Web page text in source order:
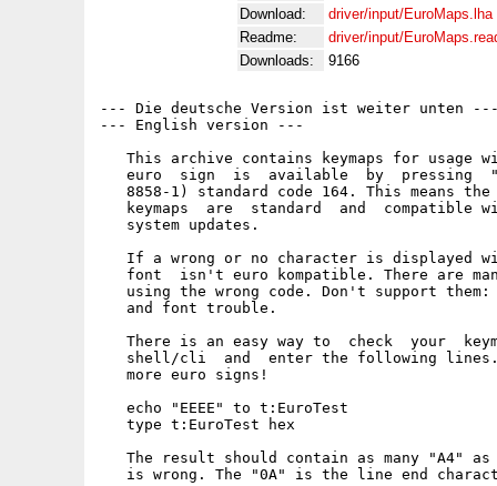
Download:
driver/input/EuroMaps.lha
Readme:
driver/input/
Downloads:
9166
--- Die deutsche Version ist weiter unten
--- English version ---
This archive contains keymaps for usage
euro  sign  is  available  by  pressing
8858-1) standard code 164. This means
keymaps  are  standard  and  compatible
   system updates.
If a wrong or no character is displayed
font  isn't euro kompatible. There are
using the wrong code. Don't support
   and font trouble.
There is an easy way to  check  your
shell/cli  and  enter the following
   more euro signs!
   echo "EEEE" to t:EuroTest
   type t:EuroTest hex
The result should contain as many "A4"
is wrong. The "0A" is the line end